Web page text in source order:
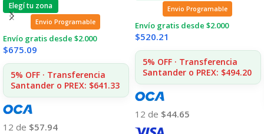
Elegí tu zona
Envio Programable
Envío gratis desde $2.000
$675.09
5% OFF · Transferencia
Santander o PREX: $641.33
12 de $57.94
Envio Programable
Envío gratis desde $2.000
$520.21
5% OFF · Transferencia
Santander o PREX: $494.20
12 de $44.65